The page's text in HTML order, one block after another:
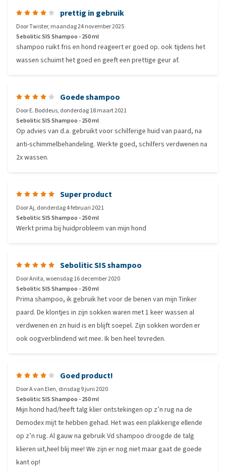
prettig in gebruik
DoorTwister, maandag 24 november 2025
Sebolitic SIS Shampoo - 250 ml
shampoo ruikt fris en hond reageert er goed op. ook tijdens het
wassen schuimt het goed en geeft een prettige geur af.
Goede shampoo
DoorE. Boddeus, donderdag 18 maart 2021
Sebolitic SIS Shampoo - 250 ml
Op advies van d.a. gebruikt voor schilferige huid van paard, na
anti-schimmelbehandeling. Werkte goed, schilfers verdwenen na
2x wassen.
Super product
DoorAj, donderdag 4 februari 2021
Sebolitic SIS Shampoo - 250 ml
Werkt prima bij huidprobleem van mijn hond
Sebolitic SIS shampoo
DoorAnita,woensdag 16 december 2020
Sebolitic SIS Shampoo - 250 ml
Prima shampoo, ik gebruik het voor de benen van mijn Tinker
paard. De klontjes in zijn sokken waren met 1 keer wassen al
verdwenen en zn huid is en blijft soepel. Zijn sokken worden er
ook oogverblindend wit mee. Ik ben heel tevreden.
Goed product!
DoorA van Elen, dinsdag 9 juni 2020
Sebolitic SIS Shampoo - 250 ml
Mijn hond had/heeft talg klier ontstekingen op z’n rug na de
Demodex mijt te hebben gehad. Het was een plakkerige ellende
op z’n rug. Al gauw na gebruik Vd shampoo droogde de talg
klieren uit,heel blij mee! We zijn er nog niet maar gaat de goede
kant op!